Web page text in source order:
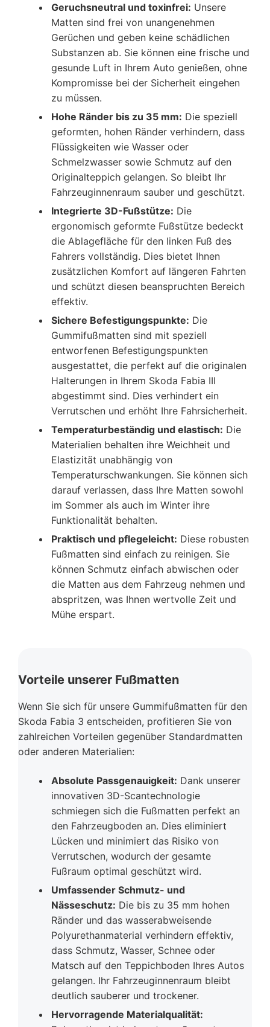
Geruchsneutral und toxinfrei: Unsere
Matten sind frei von unangenehmen
Gerüchen und geben keine schädlichen
Substanzen ab. Sie können eine frische und
gesunde Luft in Ihrem Auto genießen, ohne
Kompromisse bei der Sicherheit eingehen
zu müssen.
Hohe Ränder bis zu 35 mm: Die speziell
geformten, hohen Ränder verhindern, dass
Flüssigkeiten wie Wasser oder
Schmelzwasser sowie Schmutz auf den
Originalteppich gelangen. So bleibt Ihr
Fahrzeuginnenraum sauber und geschützt.
Integrierte 3D-Fußstütze: Die
ergonomisch geformte Fußstütze bedeckt
die Ablagefläche für den linken Fuß des
Fahrers vollständig. Dies bietet Ihnen
zusätzlichen Komfort auf längeren Fahrten
und schützt diesen beanspruchten Bereich
effektiv.
Sichere Befestigungspunkte: Die
Gummifußmatten sind mit speziell
entworfenen Befestigungspunkten
ausgestattet, die perfekt auf die originalen
Halterungen in Ihrem Skoda Fabia III
abgestimmt sind. Dies verhindert ein
Verrutschen und erhöht Ihre Fahrsicherheit.
Temperaturbeständig und elastisch: Die
Materialien behalten ihre Weichheit und
Elastizität unabhängig von
Temperaturschwankungen. Sie können sich
darauf verlassen, dass Ihre Matten sowohl
im Sommer als auch im Winter ihre
Funktionalität behalten.
Praktisch und pflegeleicht: Diese robusten
Fußmatten sind einfach zu reinigen. Sie
können Schmutz einfach abwischen oder
die Matten aus dem Fahrzeug nehmen und
abspritzen, was Ihnen wertvolle Zeit und
Mühe erspart.
Vorteile unserer Fußmatten
Wenn Sie sich für unsere Gummifußmatten für den
Skoda Fabia 3 entscheiden, profitieren Sie von
zahlreichen Vorteilen gegenüber Standardmatten
oder anderen Materialien:
Absolute Passgenauigkeit: Dank unserer
innovativen 3D-Scantechnologie
schmiegen sich die Fußmatten perfekt an
den Fahrzeugboden an. Dies eliminiert
Lücken und minimiert das Risiko von
Verrutschen, wodurch der gesamte
Fußraum optimal geschützt wird.
Umfassender Schmutz- und
Nässeschutz: Die bis zu 35 mm hohen
Ränder und das wasserabweisende
Polyurethanmaterial verhindern effektiv,
dass Schmutz, Wasser, Schnee oder
Matsch auf den Teppichboden Ihres Autos
gelangen. Ihr Fahrzeuginnenraum bleibt
deutlich sauberer und trockener.
Hervorragende Materialqualität: